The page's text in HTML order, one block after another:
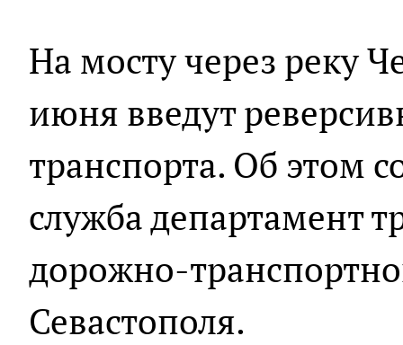
На мосту через реку
июня введут
транспорта. Об этом
служба департамент
дорожно-
Севастополя.